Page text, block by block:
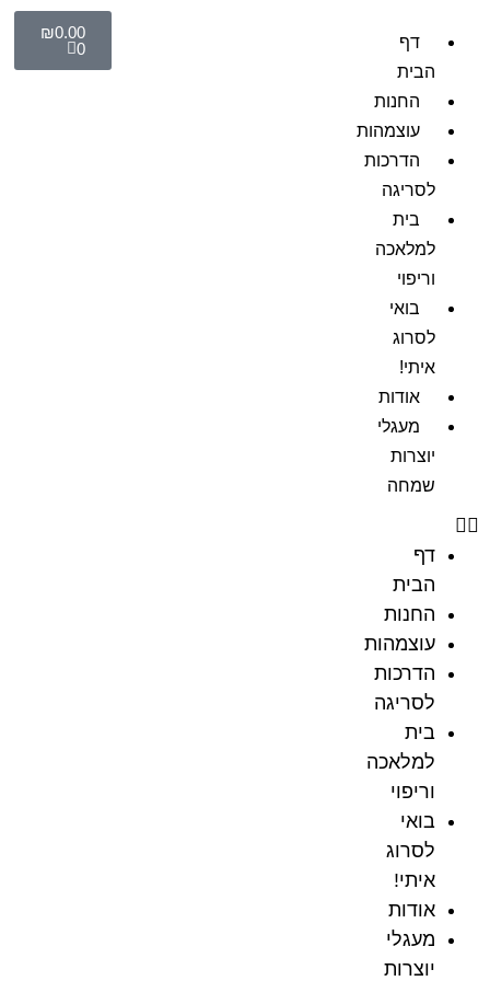
דף
הבית
החנות
עוצמהות
הדרכות
לסריגה
בית
למלאכה
וריפוי
בואי
לסרוג
איתי!
אודות
מעגלי
יוצרות
שמחה
דף
הבית
החנות
עוצמהות
הדרכות
לסריגה
בית
למלאכה
וריפוי
בואי
לסרוג
איתי!
אודות
מעגלי
יוצרות
₪0.00
0